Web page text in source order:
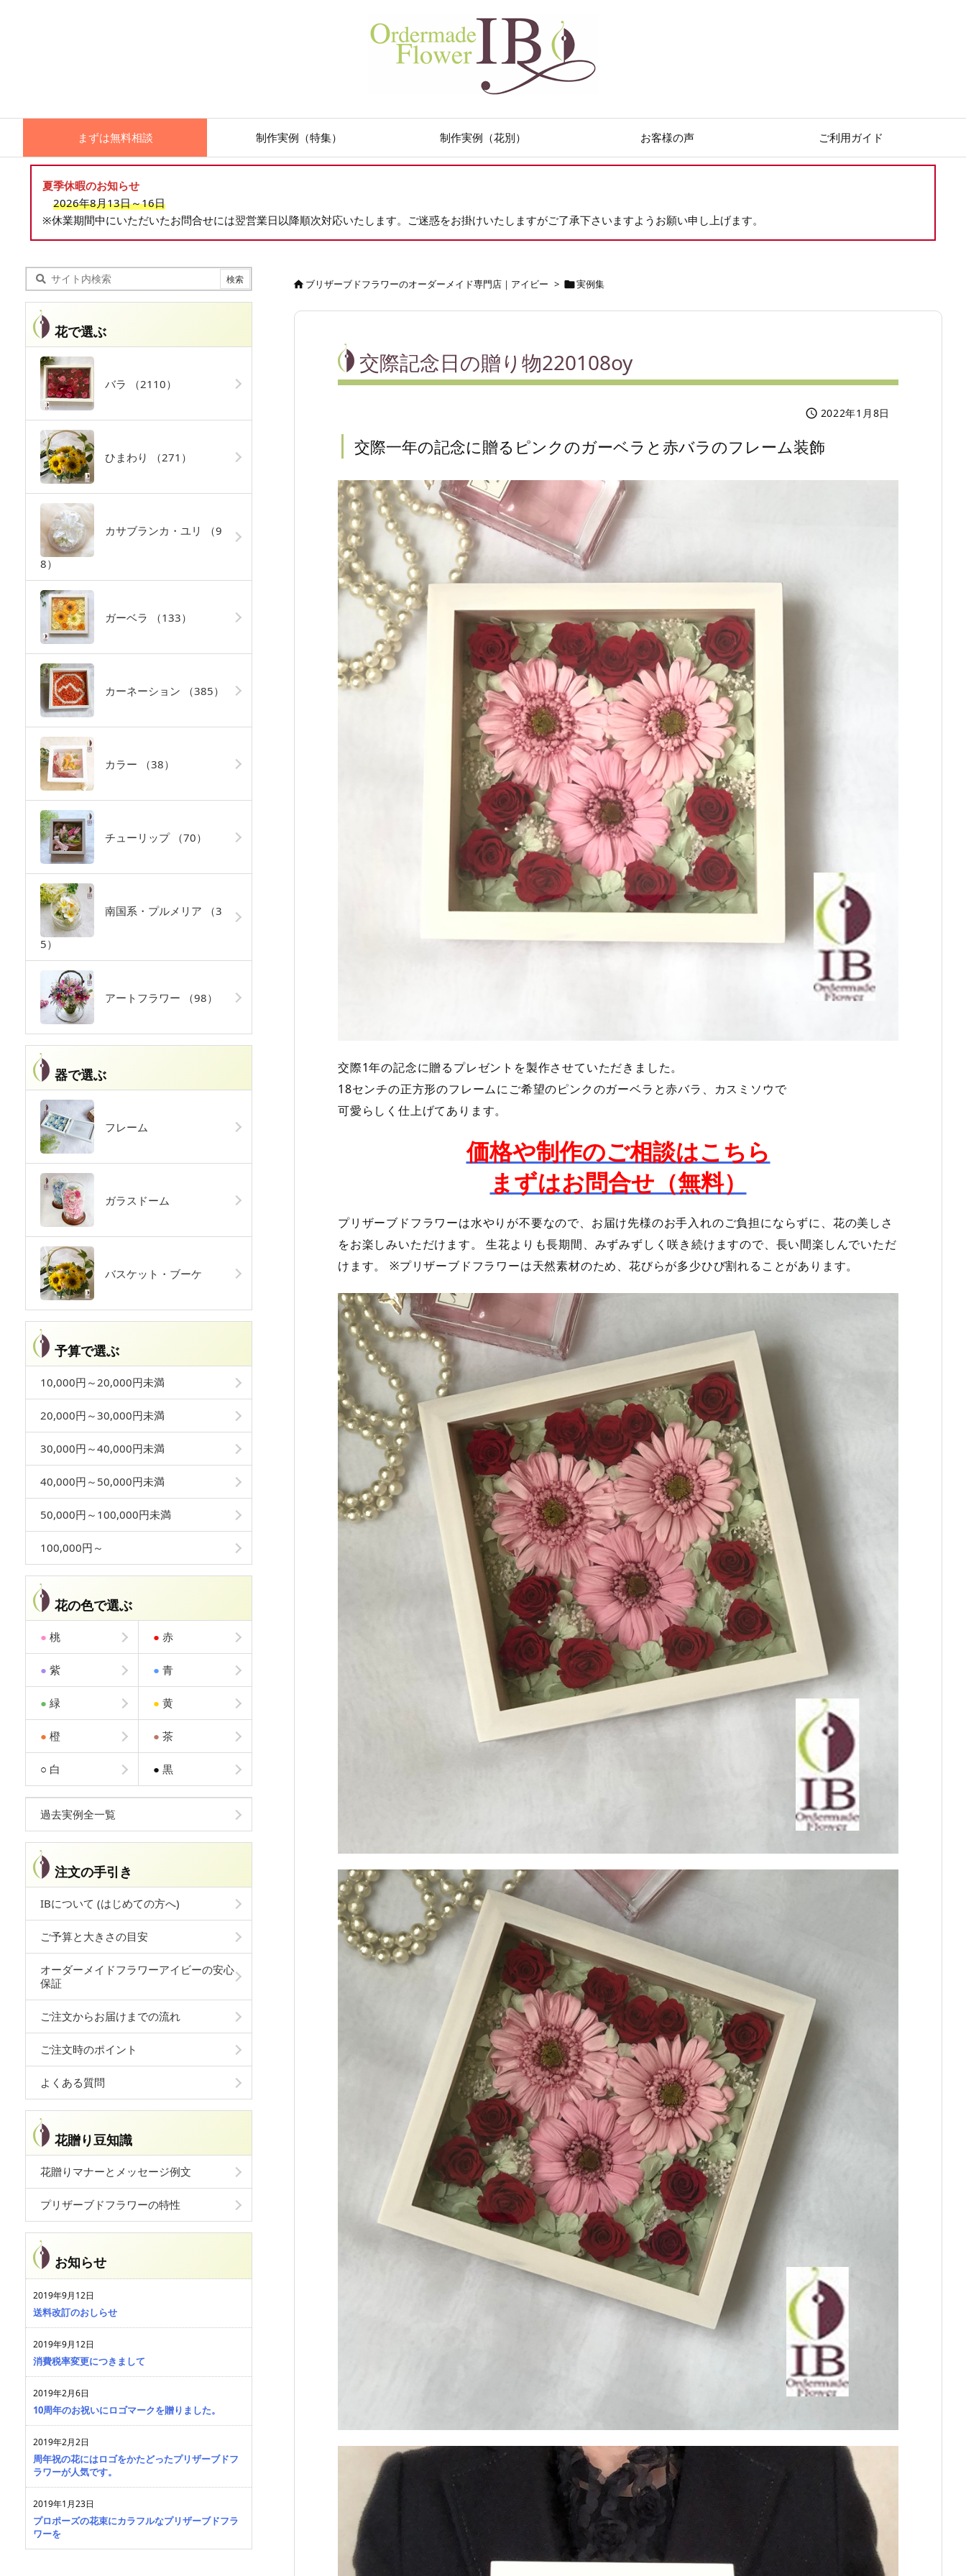
まずは無料相談 制作実例（特集） 制作実例（花別） お客様の声 ご利用ガイド
夏季休暇のお知らせ
2026年8月13日～16日
※休業期間中にいただいたお問合せには翌営業日以降順次対応いたします。ご迷惑をお掛けいたしますがご了承下さいますようお願い申し上げます。
ブリザーブドフラワーのオーダーメイド専門店｜アイビー > 実例集
交際記念日の贈り物220108oy
 2022年1月8日
交際一年の記念に贈るピンクのガーベラと赤バラのフレーム装飾
交際1年の記念に贈るプレゼントを製作させていただきました。
18センチの正方形のフレームにご希望のピンクのガーベラと赤バラ、カスミソウで
可愛らしく仕上げてあります。
価格や制作のご相談はこちら
まずはお問合せ（無料）
プリザーブドフラワーは水やりが不要なので、お届け先様のお手入れのご負担にならずに、花の美しさ
をお楽しみいただけます。 生花よりも長期間、みずみずしく咲き続けますので、長い間楽しんでいただ
けます。 ※プリザーブドフラワーは天然素材のため、花びらが多少ひび割れることがあります。
花で選ぶ
バラ （2110）
ひまわり （271）
カサブランカ・ユリ （9
8）
ガーベラ （133）
カーネーション （385）
カラー （38）
チューリップ （70）
南国系・プルメリア （3
5）
アートフラワー （98）
器で選ぶ
フレーム
ガラスドーム
バスケット・ブーケ
予算で選ぶ
10,000円～20,000円未満
20,000円～30,000円未満
30,000円～40,000円未満
40,000円～50,000円未満
50,000円～100,000円未満
100,000円～
花の色で選ぶ
● 桃 ● 赤
● 紫 ● 青
● 緑 ● 黄
● 橙 ● 茶
○ 白 ● 黒
過去実例全一覧
注文の手引き
IBについて (はじめての方へ)
ご予算と大きさの目安
オーダーメイドフラワーアイビーの安心
保証
ご注文からお届けまでの流れ
ご注文時のポイント
よくある質問
花贈り豆知識
花贈りマナーとメッセージ例文
プリザーブドフラワーの特性
お知らせ
2019年9月12日
送料改訂のおしらせ
2019年9月12日
消費税率変更につきまして
2019年2月6日
10周年のお祝いにロゴマークを贈りました。
2019年2月2日
周年祝の花にはロゴをかたどったプリザーブドフ
ラワーが人気です。
2019年1月23日
プロポーズの花束にカラフルなプリザーブドフラ
ワーを